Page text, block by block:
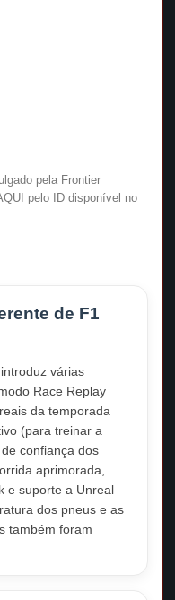
pela Frontier
pelo ID disponível no
de F1
introduz várias
Race Replay
da temporada
(para treinar a
confiança dos
aprimorada,
e suporte a Unreal
dos pneus e as
também foram